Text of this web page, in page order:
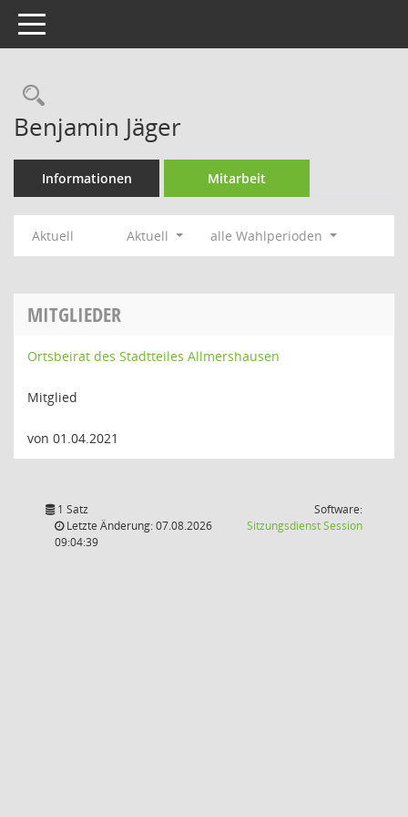
Toggle navigation
Rechercheauswahl
Benjamin Jäger
Informationen Mitarbeit
Aktuell Aktuell alle Wahlperioden
MITGLIEDER
Ortsbeirat des Stadtteiles Allmershausen
Mitglied
von 01.04.2021
1 Satz
Letzte Änderung: 07.08.2026
09:04:39
Software:
SitzungsdienstSession(Wird in